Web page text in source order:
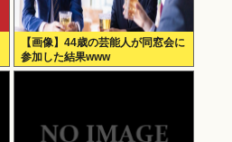
【画像】44歳の芸能人が同窓会に
参加した結果www